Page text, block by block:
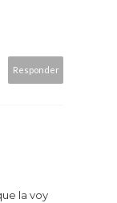
Responder
la voy